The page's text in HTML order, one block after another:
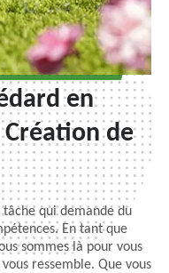
en
de
qui demande du
En tant que
sommes là pour vous
ressemble. Que vous